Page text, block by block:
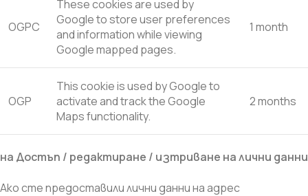
OGPC
These cookies are used by
Google to store user preferences
and information while viewing
Google mapped pages.
1 month
OGP
This cookie is used by Google to
activate and track the Google
Maps functionality.
2 months
на Достъп / редактиране / изтриване на лични данни
Ако сте предоставили лични данни на адрес